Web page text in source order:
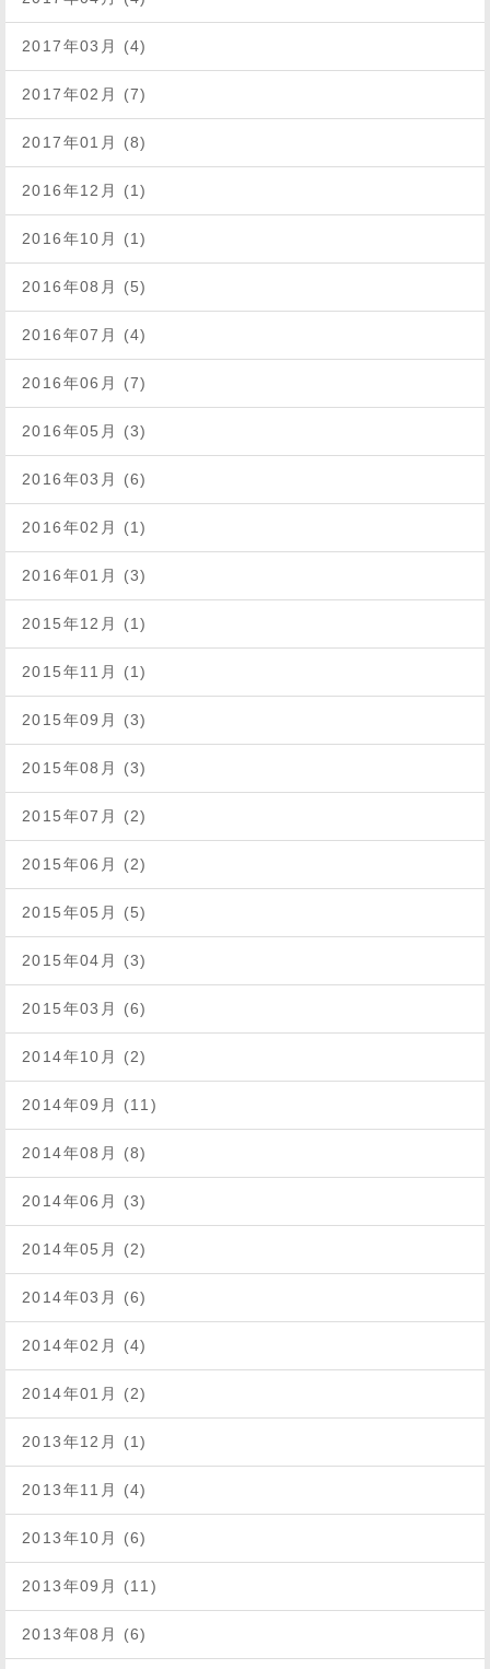
2017年03月 (4)
2017年02月 (7)
2017年01月 (8)
2016年12月 (1)
2016年10月 (1)
2016年08月 (5)
2016年07月 (4)
2016年06月 (7)
2016年05月 (3)
2016年03月 (6)
2016年02月 (1)
2016年01月 (3)
2015年12月 (1)
2015年11月 (1)
2015年09月 (3)
2015年08月 (3)
2015年07月 (2)
2015年06月 (2)
2015年05月 (5)
2015年04月 (3)
2015年03月 (6)
2014年10月 (2)
2014年09月 (11)
2014年08月 (8)
2014年06月 (3)
2014年05月 (2)
2014年03月 (6)
2014年02月 (4)
2014年01月 (2)
2013年12月 (1)
2013年11月 (4)
2013年10月 (6)
2013年09月 (11)
2013年08月 (6)